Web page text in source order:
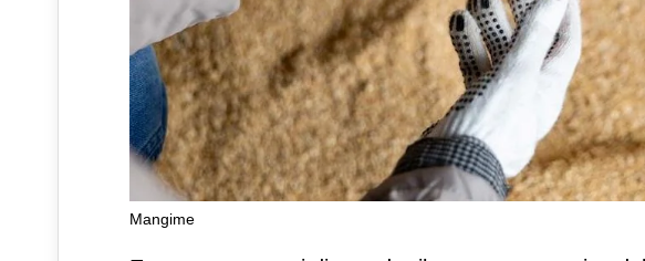
Mangime